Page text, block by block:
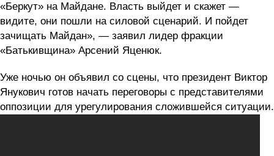
«Беркут» на Майдане. Власть выйдет и скажет —
видите, они пошли на силовой сценарий. И пойдет
зачищать Майдан», — заявил лидер фракции
«Батькивщина» Арсений Яценюк.
Уже ночью он объявил со сцены, что президент Виктор
Янукович готов начать переговоры с представителями
оппозиции для урегулирования сложившейся ситуации.